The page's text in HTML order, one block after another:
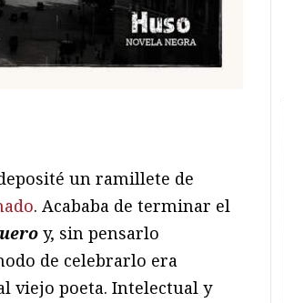
un ramillete de
. Acababa de terminar el
y, sin pensarlo
de celebrarlo era
viejo poeta. Intelectual y